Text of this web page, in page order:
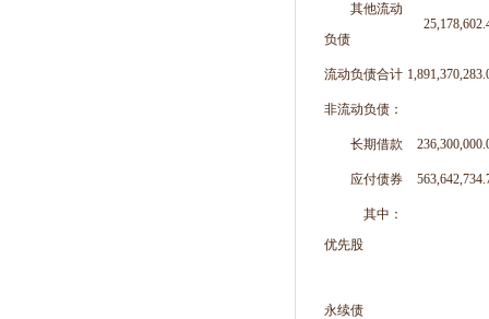
其他流动
负债
流动负债合计
非流动负债：
长期借款
应付债券
其中：
优先股
永续债